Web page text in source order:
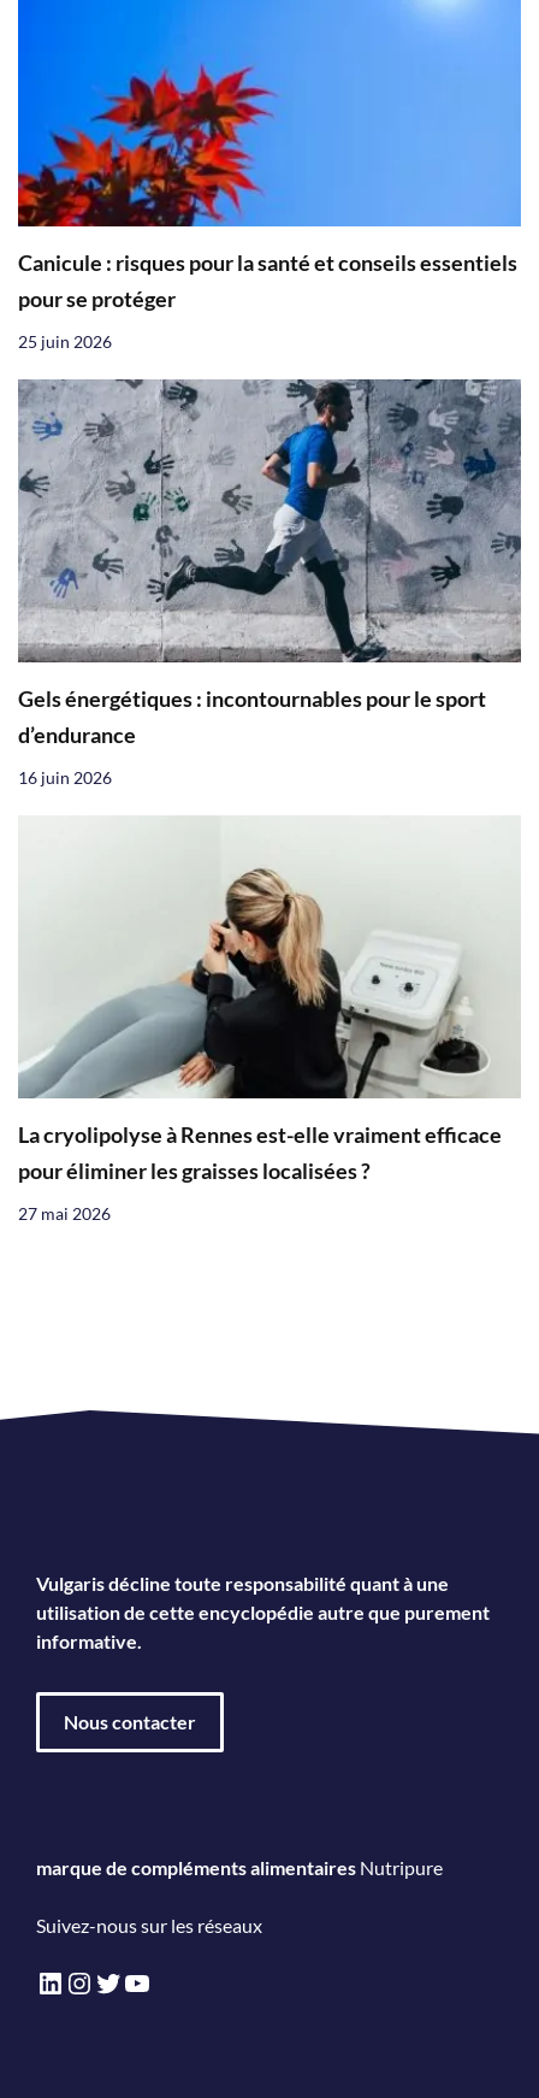
Canicule : risques pour la santé et conseils essentiels
pour se protéger
25 juin 2026
Gels énergétiques : incontournables pour le sport
d’endurance
16 juin 2026
La cryolipolyse à Rennes est-elle vraiment efficace
pour éliminer les graisses localisées ?
27 mai 2026
Vulgaris décline toute responsabilité quant à une
utilisation de cette encyclopédie autre que purement
informative.
Nous contacter
marque de compléments alimentaires Nutripure
Suivez-nous sur les réseaux
LinkedIn
Instagram
Twitter
YouTube